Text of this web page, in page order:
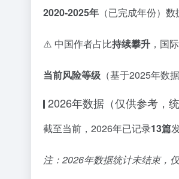
2020-2025年 （已完成年份）
⚠️ 中国作者占比持续攀升 ，国
当前风险等级 （基于2025年数
2026年数据（仅供参考，统
截至当前，2026年已记录13篇
注：2026年数据统计未结束，